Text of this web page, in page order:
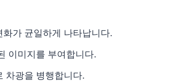
가 균일하게 나타납니다.
이미지를 부여합니다.
차광을 병행합니다.